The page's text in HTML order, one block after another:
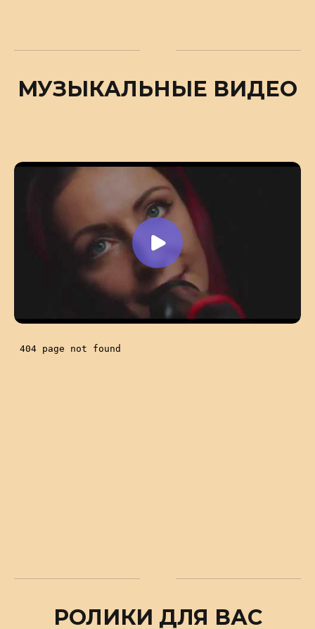
МУЗЫКАЛЬНЫЕ ВИДЕО
РОЛИКИ ДЛЯ ВАС